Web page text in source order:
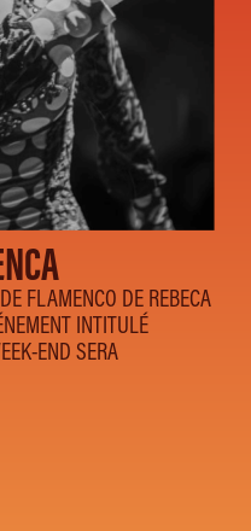
FLAMENCO DE REBECA
INTITULÉ
END SERA